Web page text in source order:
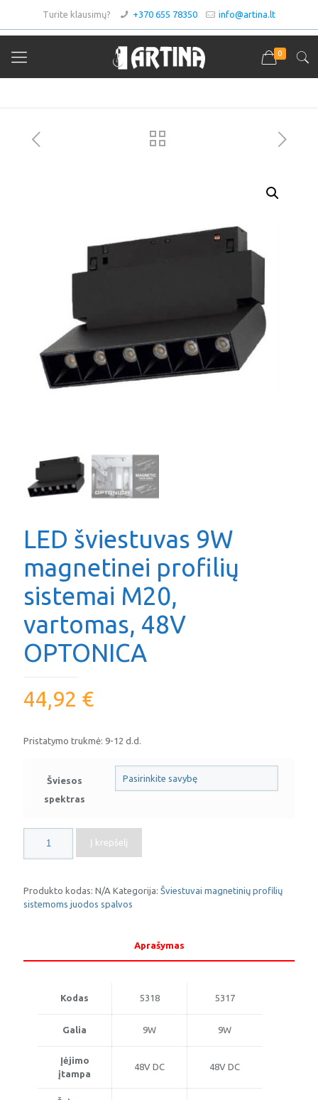
Turite klausimų? +370 655 78350 info@artina.lt
0
Asortimentas
LED šviestuvas 9W
magnetinei profilių
sistemai M20,
vartomas, 48V
OPTONICA
44,92 €
Pristatymo trukmė: 9-12 d.d.
Šviesos
spektras
kiekis:
LED
9W
magnetinei
Į krepšelį
Produkto kodas: N/A Kategorija: Šviestuvai magnetinių profilių
sistemoms juodos spalvos
Aprašymas
Kodas 5318 5317
Galia 9W 9W
Įėjimo
įtampa
48V DC 48V DC